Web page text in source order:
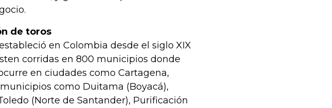
de toros
en Colombia desde el siglo XIX
corridas en 800 municipios donde
en ciudades como Cartagena,
como Duitama (Boyacá),
(Norte de Santander), Purificación